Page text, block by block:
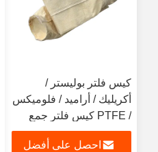
كيس فلتر بوليستر /
أكريليك / أراميد / فلوميكس
/ PTFE كيس فلتر جمع
الغبار
احصل على أفضل